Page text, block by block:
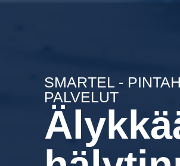
SMARTEL -
PALVELUT